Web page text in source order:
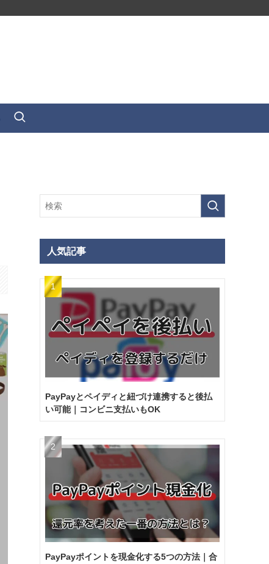
人気記事
PayPayとペイディと紐づけ連携すると後払
い可能｜コンビニ支払いもOK
PayPayポイントを現金化する5つの方法｜合